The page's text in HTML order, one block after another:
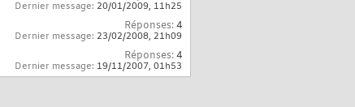
Dernier message: 20/01/2009, 11h25
Réponses:4
Dernier message: 23/02/2008, 21h09
Réponses:4
Dernier message: 19/11/2007, 01h53